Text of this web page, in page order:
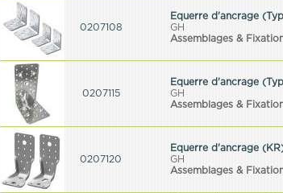
0207108
Equerre d'ancrage
GH
Assemblages &
0207115
Equerre d'ancrage
GH
Assemblages &
0207120
Equerre d'ancrage
GH
Assemblages &